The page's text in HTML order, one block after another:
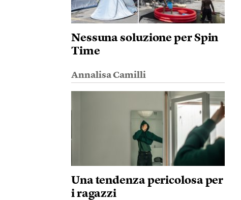
Nessuna soluzione per Spin
Time
Annalisa Camilli
Una tendenza pericolosa per
i ragazzi